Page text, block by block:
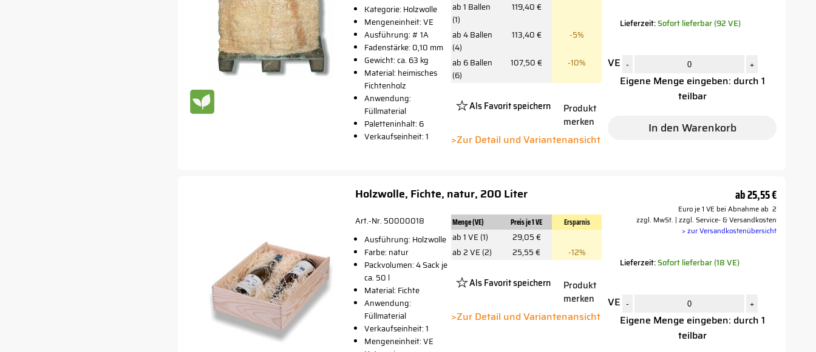
Kategorie: Holzwolle
Mengeneinheit: VE
Ausführung: # 1A
Fadenstärke: 0,10 mm
Gewicht: ca. 63 kg
Material: heimisches
Fichtenholz
Anwendung:
Füllmaterial
Paletteninhalt: 6
Verkaufseinheit: 1
ab 1 Ballen
(1)
119,40 €
ab 4 Ballen
(4)
113,40 € -5%
ab 6 Ballen
(6)
107,50 € -10%
Als Favorit speichern
Button
Produkt
merken
>Zur Detail und Variantenansicht
Lieferzeit:Sofort lieferbar (92 VE)
VE - +
Eigene Menge eingeben: durch 1
teilbar
In den Warenkorb
Holzwolle, Fichte, natur, 200 Liter
Art.-Nr. 50000018
Ausführung: Holzwolle
Farbe: natur
Packvolumen: 4 Sack je
ca. 50 l
Material: Fichte
Anwendung:
Füllmaterial
Verkaufseinheit: 1
Mengeneinheit: VE
Menge (VE) Preis je 1 VE
Ersparnis
ab 1 VE (1)
29,05 €
ab 2 VE (2)
25,55 € -12%
Als Favorit speichern
Button
Produkt
merken
>Zur Detail und Variantenansicht
ab25,55 €
Euro je 1 VE bei Abnahme ab 2
zzgl. MwSt. | zzgl. Service- & Versandkosten
> zur Versandkostenübersicht
Lieferzeit:Sofort lieferbar (18 VE)
VE - +
Eigene Menge eingeben: durch 1
teilbar